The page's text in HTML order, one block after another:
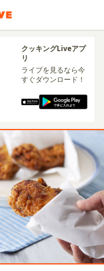
クッキングLiveアプ
リ
ライブを見るなら今
すぐダウンロード！